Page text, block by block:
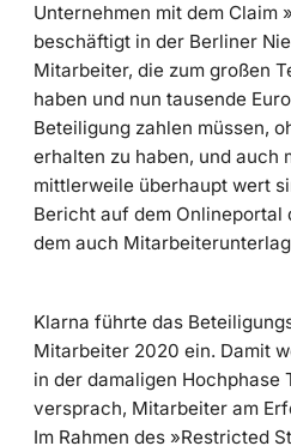
Unternehmen mit dem Claim
beschäftigt in der Berliner
Mitarbeiter, die zum großen
haben und nun tausende
Beteiligung zahlen müssen,
erhalten zu haben, und auch
mittlerweile überhaupt wert
Bericht auf dem Onlineportal
dem auch
Klarna führte das
Mitarbeiter 2020 ein. Damit
in der damaligen Hochphase
versprach, Mitarbeiter am
Im Rahmen des »Restricted